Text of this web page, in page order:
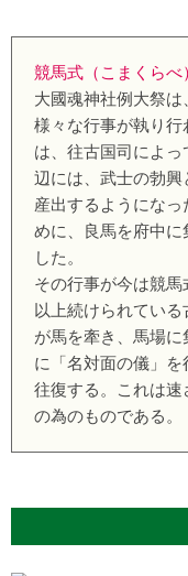
競馬式（こまくらべ
大國魂神社例大祭は
様々な行事が執り
は、往古国司によ
辺には、武士の勃興
産出するようにな
めに、良馬を府中
した。
その行事が今は競
以上続けられてい
が馬を牽き、馬場
に「名対面の儀」
往復する。これは速
の為のものである。